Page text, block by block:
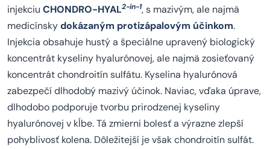
injekciu CHONDRO-HYAL2-in-1, s mazivým, ale najmä
medicínskydokázaným protizápalovým účinkom.
Injekcia obsahuje hustý a špeciálne upravený biologický
koncentrát kyseliny hyalurónovej, ale najmä zosieťovaný
koncentrát chondroitín sulfátu. Kyselina hyalurónová
zabezpečí dlhodobý mazivý účinok. Naviac, vďaka úprave,
dlhodobo podporuje tvorbu prirodzenej kyseliny
hyalurónovej v kĺbe. Tá zmierni bolesť a výrazne zlepší
pohyblivosť kolena. Dôležitejší je však chondroitín sulfát.